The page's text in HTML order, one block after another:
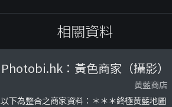
相關資料
Photobi.hk：黃色商家（攝影）
黃藍商店
以下為整合之商家資料：＊＊＊終極黃藍地圖